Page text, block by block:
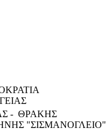
- ΘΡΑΚΗΣ
"ΣΙΣΜΑΝΟΓΛΕΙΟ"